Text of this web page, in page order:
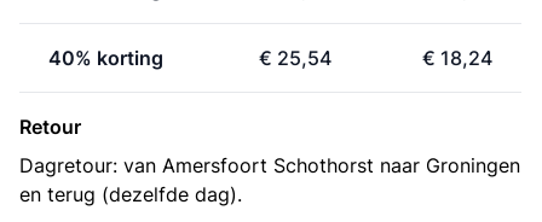
40% korting € 25,54 € 18,24
Retour
Dagretour: van Amersfoort Schothorst naar Groningen
en terug (dezelfde dag).